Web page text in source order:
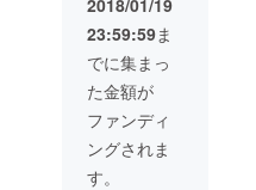
んでは
中々味
わえな
い体験
が出来
ます。
ツアー
料金 (貸
しきり
バス料
金、ラ
ンチ
代、ア
0887ｰ
57ｰ
3881 以
下、朝
夕食事
付き一
泊料金
です。
ラー色
紙） 講
演会の
ご招待
券（１
名様）
とBIGパ
ネル、
23:59:59ま
でに集まっ
た金額が
ファンディ
ングされま
す。